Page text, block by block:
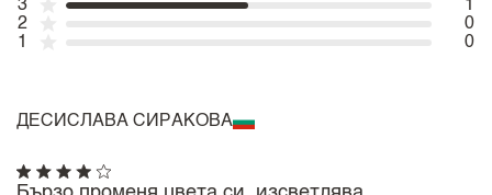
3
1
2
0
1
0
ДЕСИСЛАВА СИРАКОВА